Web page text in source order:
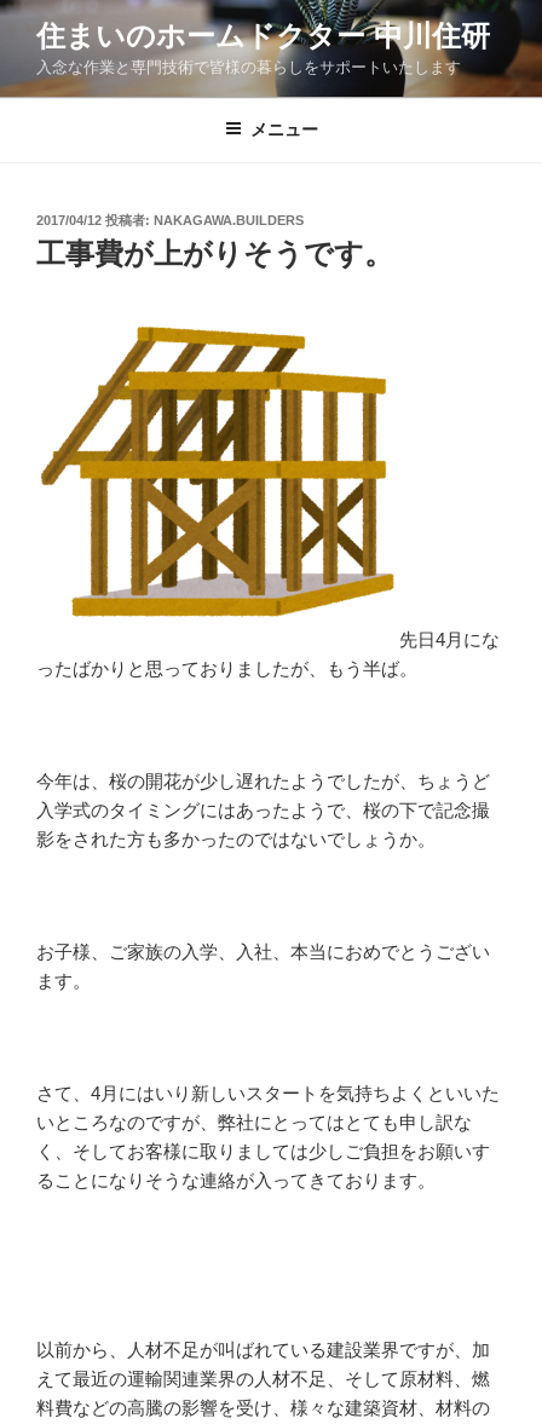
コ
ン
住まいのホームドクター 中川住研
入念な作業と専門技術で皆様の暮らしをサポートいたします
メニュー
投
稿
日:
2017/04/12 投稿者: NAKAGAWA.BUILDERS
工事費が上がりそうです。
先日4月にな
ったばかりと思っておりましたが、もう半ば。
今年は、桜の開花が少し遅れたようでしたが、ちょうど
入学式のタイミングにはあったようで、桜の下で記念撮
影をされた方も多かったのではないでしょうか。
お子様、ご家族の入学、入社、本当におめでとうござい
ます。
さて、4月にはいり新しいスタートを気持ちよくといいた
いところなのですが、弊社にとってはとても申し訳な
く、そしてお客様に取りましては少しご負担をお願いす
ることになりそうな連絡が入ってきております。
以前から、人材不足が叫ばれている建設業界ですが、加
えて最近の運輸関連業界の人材不足、そして原材料、燃
料費などの高騰の影響を受け、様々な建築資材、材料の